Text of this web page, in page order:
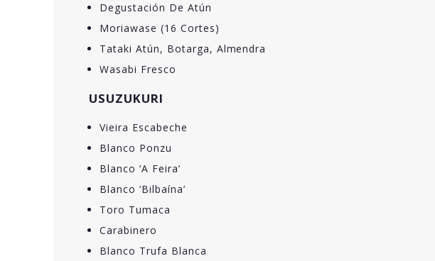
Degustación De Atún
Moriawase (16 Cortes)
Tataki Atún, Botarga, Almendra
Wasabi Fresco
USUZUKURI
Vieira Escabeche
Blanco Ponzu
Blanco ‘A Feira’
Blanco ‘Bilbaína’
Toro Tumaca
Carabinero
Blanco Trufa Blanca